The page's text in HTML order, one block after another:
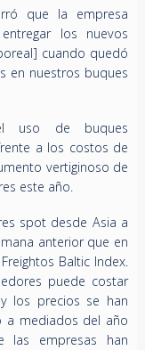
que la empresa
los nuevos
cuando quedó
en nuestros buques
uso de buques
a los costos de
vertiginoso de
este año.
spot desde Asia a
anterior que en
Baltic Index.
puede costar
los precios se han
a mediados del año
las empresas han